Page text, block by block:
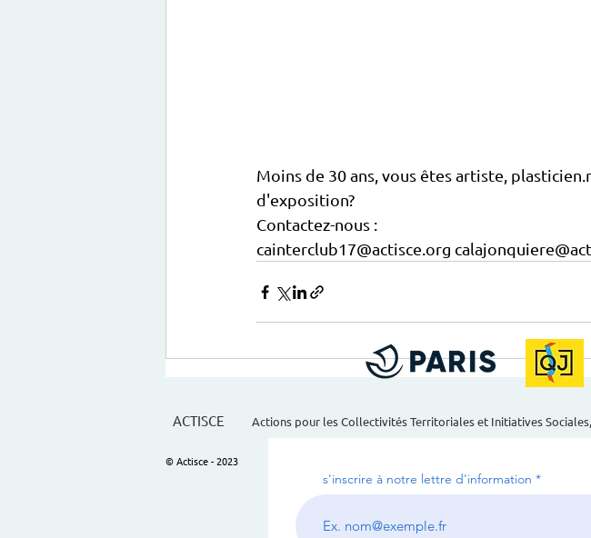
Moins de 30 ans, vous êtes artiste,
d'exposition?
Contactez-nous :
cainterclub17@actisce.org
ACTISCE Actions pour les Collectivités Territoriales et Initiatives
© Actisce - 2023
s'inscrire à notre lettre d'information